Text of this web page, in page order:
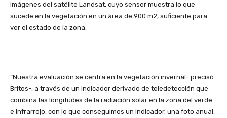
imágenes del satélite Landsat, cuyo sensor muestra lo que
sucede en la vegetación en un área de 900 m2, suficiente para
ver el estado de la zona.
“Nuestra evaluación se centra en la vegetación invernal- precisó
Britos-, a través de un indicador derivado de teledetección que
combina las longitudes de la radiación solar en la zona del verde
e infrarrojo, con lo que conseguimos un indicador, una foto anual,